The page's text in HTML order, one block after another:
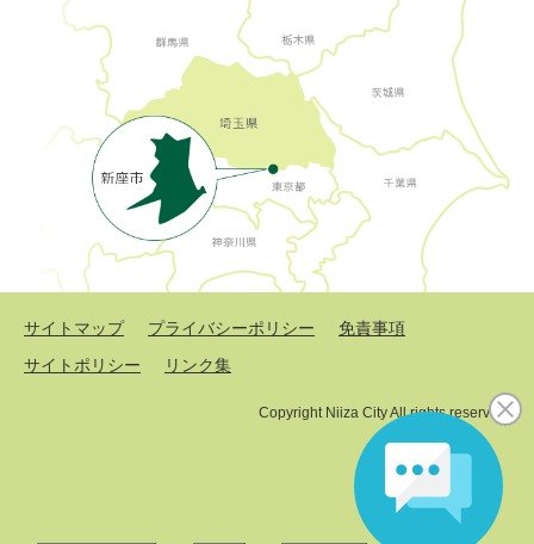
サイトマップ プライバシーポリシー
免責事項
サイトポリシー
リンク集
Copyright Niiza City All rights reserved.